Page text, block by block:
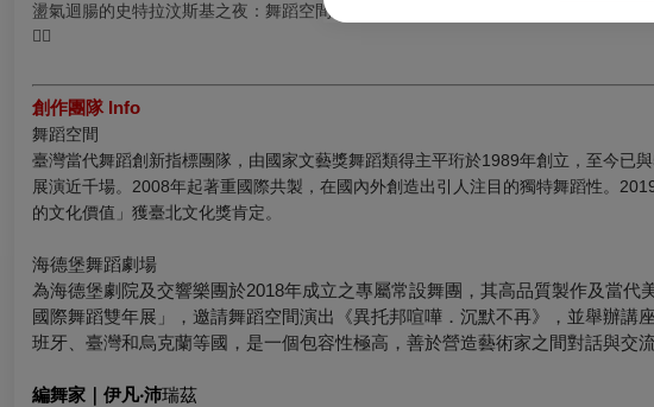
盪氣迴腸的史特拉汶斯基之夜：舞蹈空間✕海德堡舞蹈劇場 《火鳥．春之祭─異的力
❤️‍🔥
創作團隊 Info
舞蹈空間
臺灣當代舞蹈創新指標團隊，由國家文藝獎舞蹈類得主平珩於1989年創立，至今已
展演近千場。2008年起著重國際共製，在國內外創造出引人注目的獨特舞蹈性。
的文化價值」獲臺北文化獎肯定。
海德堡舞蹈劇場
為海德堡劇院及交響樂團於2018年成立之專屬常設舞團，其高品質製作及當
國際舞蹈雙年展」，邀請舞蹈空間演出《異托邦喧嘩．沉默不再》，並舉辦
班牙、臺灣和烏克蘭等國，是一個包容性極高，善於營造藝術家之間對話與交流
編舞家｜伊凡‧沛瑞茲